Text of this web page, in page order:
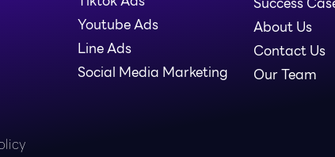
Youtube Ads
Line Ads
Social Media Marketing
About Us
Contact Us
Our Team